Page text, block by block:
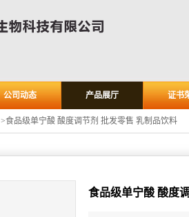
公司动态 产品展厅 证书
>食品级单宁酸 酸度调节剂 批发零售 乳制品饮料
食品级单宁酸 酸度